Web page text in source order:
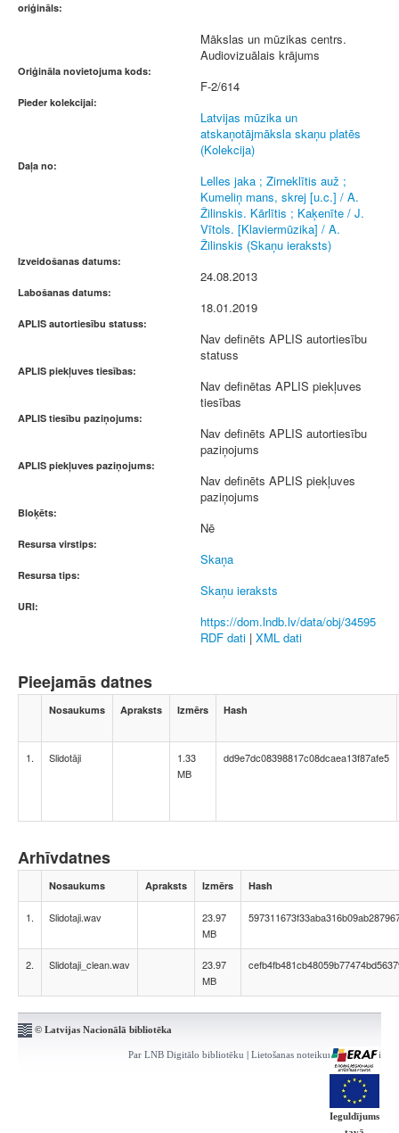
oriģināls:
Mākslas un mūzikas centrs.
Audiovizuālais krājums
Oriģināla novietojuma kods:
F-2/614
Pieder kolekcijai:
Latvijas mūzika un
atskaņotājmāksla skaņu platēs
(Kolekcija)
Daļa no:
Lelles jaka ; Zirneklītis auž ;
Kumeliņ mans, skrej [u.c.] / A.
Žilinskis. Kārlītis ; Kaķenīte / J.
Vītols. [Klaviermūzika] / A.
Žilinskis (Skaņu ieraksts)
Izveidošanas datums:
24.08.2013
Labošanas datums:
18.01.2019
APLIS autortiesību statuss:
Nav definēts APLIS autortiesību
statuss
APLIS piekļuves tiesības:
Nav definētas APLIS piekļuves
tiesības
APLIS tiesību paziņojums:
Nav definēts APLIS autortiesību
paziņojums
APLIS piekļuves paziņojums:
Nav definēts APLIS piekļuves
paziņojums
Bloķēts:
Nē
Resursa virstips:
Skaņa
Resursa tips:
Skaņu ieraksts
URI:
https://dom.lndb.lv/data/obj/34595
RDF dati | XML dati
Pieejamās datnes
Nosaukums Apraksts Izmērs Hash
1. Slidotāji
1.33
MB
dd9e7dc08398817c08dcaea13f87afe5
Arhīvdatnes
Nosaukums Apraksts Izmērs Hash
1. Slidotaji.wav
23.97
MB
2. Slidotaji_clean.wav
23.97
MB
© Latvijas Nacionālā bibliotēka
Par LNB Digitālo bibliotēku | Lietošanas noteikumi | Kontakti
Ieguldījums